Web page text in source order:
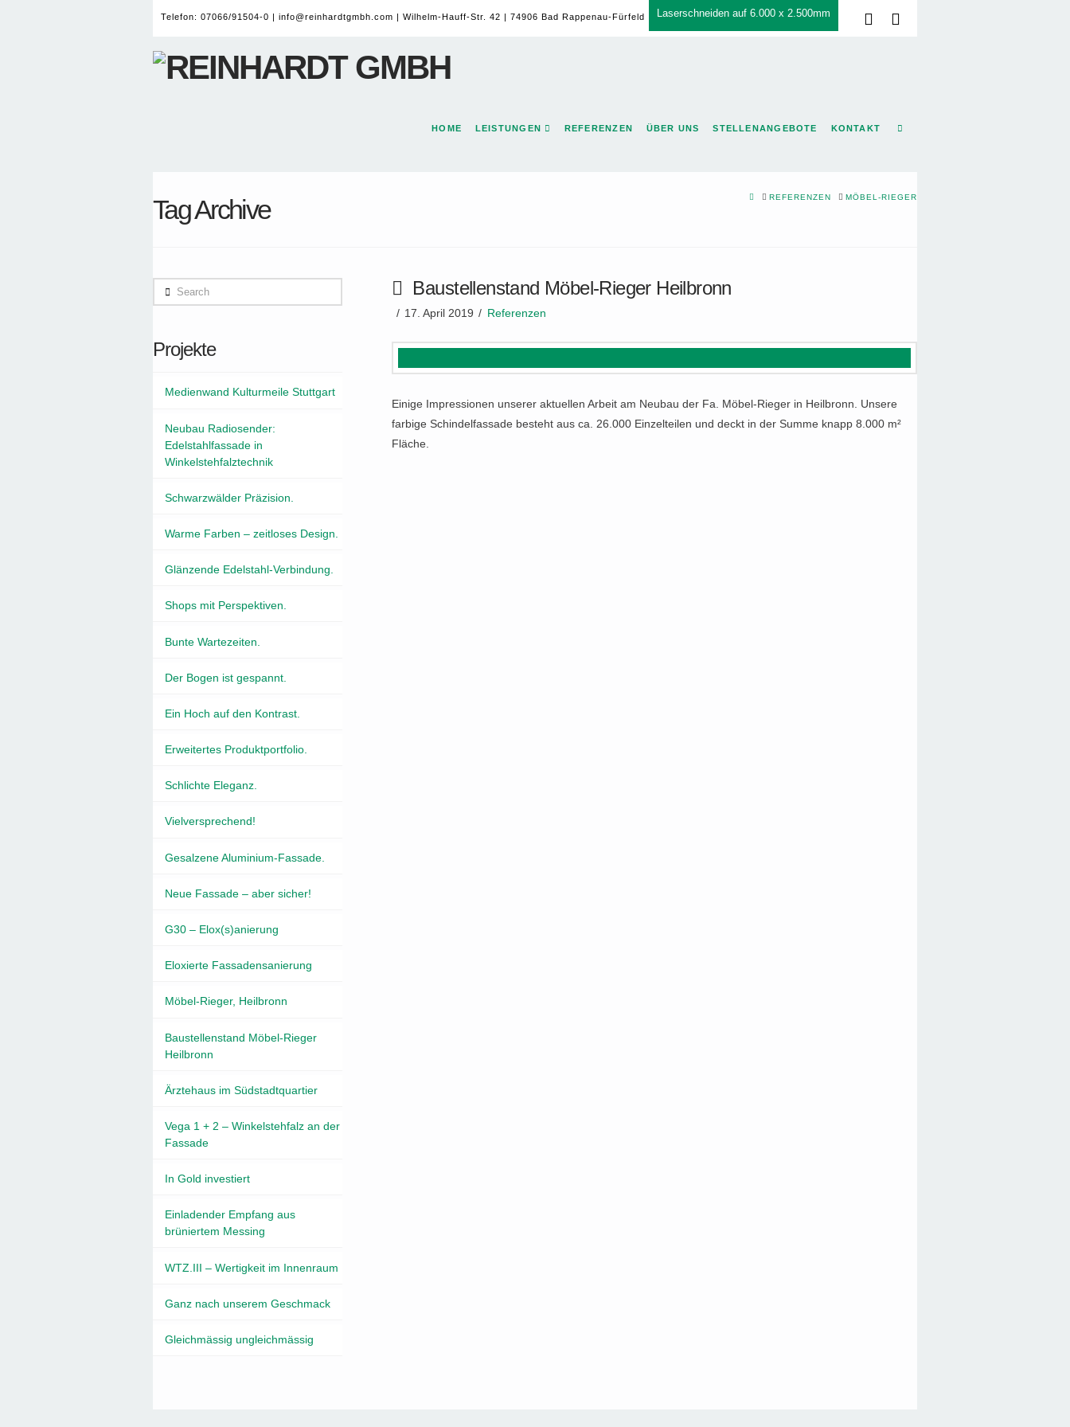
Telefon: 07066/91504-0 | info@reinhardtgmbh.com | Wilhelm-Hauff-Str. 42 | 74906 Bad Rappenau-Fürfeld Laserschneiden auf 6.000 x 2.500mm
HOME LEISTUNGEN REFERENZEN ÜBER UNS STELLENANGEBOTE KONTAKT
Tag Archive HOMEREFERENZEN MÖBEL-RIEGER
Baustellenstand Möbel-Rieger Heilbronn
17. April 2019 Referenzen
Einige Impressionen unserer aktuellen Arbeit am Neubau der Fa. Möbel-Rieger in Heilbronn. Unsere
farbige Schindelfassade besteht aus ca. 26.000 Einzelteilen und deckt in der Summe knapp 8.000 m²
Fläche.
Search
Projekte
Medienwand Kulturmeile Stuttgart
Neubau Radiosender:
Edelstahlfassade in
Winkelstehfalztechnik
Schwarzwälder Präzision.
Warme Farben – zeitloses Design.
Glänzende Edelstahl-Verbindung.
Shops mit Perspektiven.
Bunte Wartezeiten.
Der Bogen ist gespannt.
Ein Hoch auf den Kontrast.
Erweitertes Produktportfolio.
Schlichte Eleganz.
Vielversprechend!
Gesalzene Aluminium-Fassade.
Neue Fassade – aber sicher!
G30 – Elox(s)anierung
Eloxierte Fassadensanierung
Möbel-Rieger, Heilbronn
Baustellenstand Möbel-Rieger
Heilbronn
Ärztehaus im Südstadtquartier
Vega 1 + 2 – Winkelstehfalz an der
Fassade
In Gold investiert
Einladender Empfang aus
brüniertem Messing
WTZ.III – Wertigkeit im Innenraum
Ganz nach unserem Geschmack
Gleichmässig ungleichmässig